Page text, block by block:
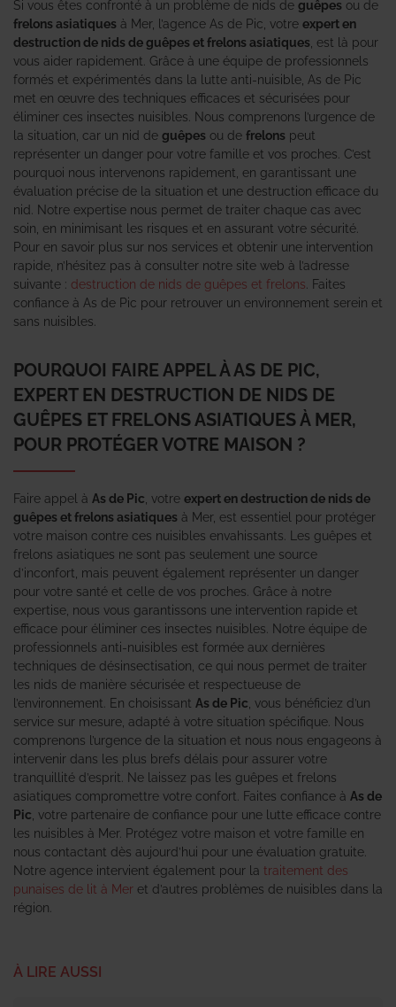
Si vous êtes confronté à un problème de nids de guêpes ou de
frelons asiatiques à Mer, l’agence As de Pic, votre expert en
destruction de nids de guêpes et frelons asiatiques , est là pour
vous aider rapidement. Grâce à une équipe de professionnels
formés et expérimentés dans la lutte anti-nuisible, As de Pic
met en œuvre des techniques efficaces et sécurisées pour
éliminer ces insectes nuisibles. Nous comprenons l’urgence de
la situation, car un nid de guêpes ou de frelons peut
représenter un danger pour votre famille et vos proches. C’est
pourquoi nous intervenons rapidement, en garantissant une
évaluation précise de la situation et une destruction efficace du
nid. Notre expertise nous permet de traiter chaque cas avec
soin, en minimisant les risques et en assurant votre sécurité.
Pour en savoir plus sur nos services et obtenir une intervention
rapide, n’hésitez pas à consulter notre site web à l’adresse
suivante : destruction de nids de guêpes et frelons . Faites
confiance à As de Pic pour retrouver un environnement serein et
sans nuisibles.
POURQUOI FAIRE APPEL À AS DE PIC,
EXPERT EN DESTRUCTION DE NIDS DE
GUÊPES ET FRELONS ASIATIQUES À MER,
POUR PROTÉGER VOTRE MAISON ?
Faire appel à As de Pic , votre expert en destruction de nids de
guêpes et frelons asiatiques à Mer, est essentiel pour protéger
votre maison contre ces nuisibles envahissants. Les guêpes et
frelons asiatiques ne sont pas seulement une source
d’inconfort, mais peuvent également représenter un danger
pour votre santé et celle de vos proches. Grâce à notre
expertise, nous vous garantissons une intervention rapide et
efficace pour éliminer ces insectes nuisibles. Notre équipe de
professionnels anti-nuisibles est formée aux dernières
techniques de désinsectisation, ce qui nous permet de traiter
les nids de manière sécurisée et respectueuse de
l’environnement. En choisissant As de Pic , vous bénéficiez d’un
service sur mesure, adapté à votre situation spécifique. Nous
comprenons l’urgence de la situation et nous nous engageons à
intervenir dans les plus brefs délais pour assurer votre
tranquillité d’esprit. Ne laissez pas les guêpes et frelons
asiatiques compromettre votre confort. Faites confiance à As de
Pic , votre partenaire de confiance pour une lutte efficace contre
les nuisibles à Mer. Protégez votre maison et votre famille en
nous contactant dès aujourd’hui pour une évaluation gratuite.
Notre agence intervient également pour la traitement des
punaises de lit à Mer et d’autres problèmes de nuisibles dans la
région.
À LIRE AUSSI